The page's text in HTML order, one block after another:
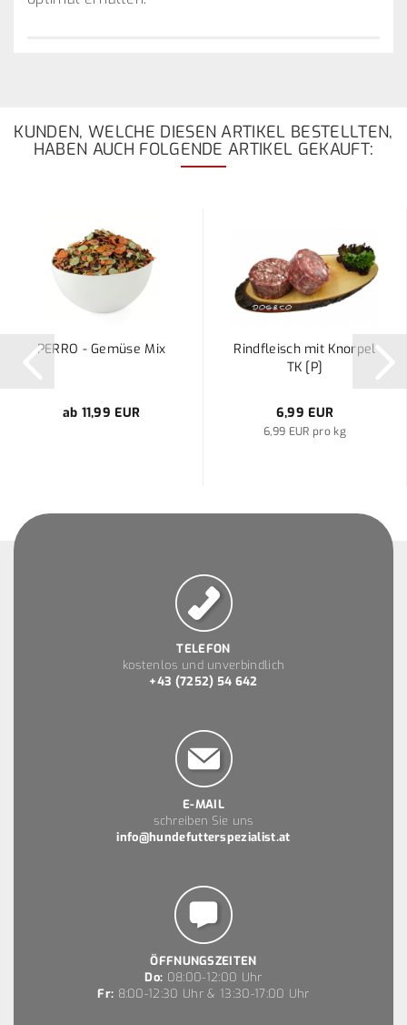
KUNDEN, WELCHE DIESEN ARTIKEL BESTELLTEN,
HABEN AUCH FOLGENDE ARTIKEL GEKAUFT:
PERRO - Gemüse Mix
ab 11,99 EUR
Rindfleisch mit Knorpel
TK [P]
6,99 EUR
6,99 EUR pro kg
TELEFON
kostenlos und unverbindlich
+43 (7252) 54 642
E-MAIL
schreiben Sie uns
info@hundefutterspezialist.at
ÖFFNUNGSZEITEN
Do: 08:00-12:00 Uhr
Fr: 8:00-12:30 Uhr & 13:30-17:00 Uhr